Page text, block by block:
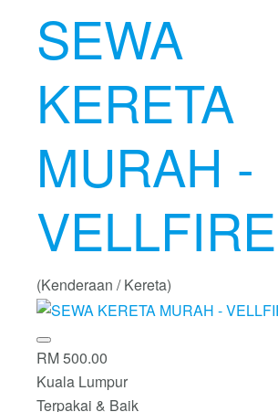
SEWA
KERETA
MURAH -
VELLFIRE
(Kenderaan / Kereta)
RM 500.00
Kuala Lumpur
Terpakai & Baik